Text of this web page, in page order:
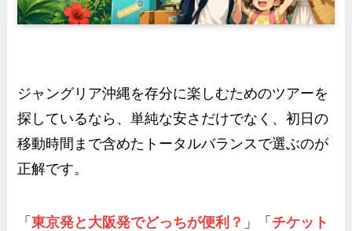
ジャングリア沖縄を存分に楽しむためのツアーを
探しているなら、単純な安さだけでなく、初日の
移動時間まで含めたトータルバランスで選ぶのが
正解です。
「東京発と大阪発でどっちが便利？ 」「 チケット